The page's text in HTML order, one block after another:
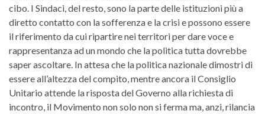
cibo. I Sindaci, del resto, sono la parte delle istituzioni più a
diretto contatto con la sofferenza e la crisi e possono essere
il riferimento da cui ripartire nei territori per dare voce e
rappresentanza ad un mondo che la politica tutta dovrebbe
saper ascoltare. In attesa che la politica nazionale dimostri di
essere all’altezza del compito, mentre ancora il Consiglio
Unitario attende la risposta del Governo alla richiesta di
incontro, il Movimento non solo non si ferma ma, anzi, rilancia